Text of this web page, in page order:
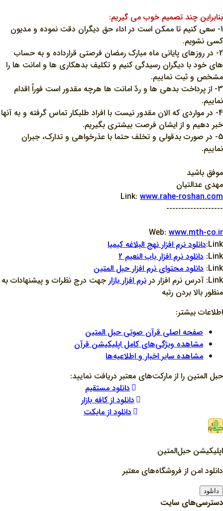
بنابراين چند تصميم خوب مي گيريم:
1- سعي کنيم تا ممکن است در اداء حق ديگران دقت نموده و مديون
کسي نشويم.
2- در روزهاي پاياني ماه مبارک رمضان فرصتي قرارداده و به حساب
هاي خود با ديگران رسيدگي کنيم و تکليف بدهکاري ها و امانت ها را
مشخص و ثبت نماييم.
3- از پرداخت بدهي ها و ردّ امانت ها هرچه مقدور است فوراً اقدام
نماييم.
4- در مواردي که الان مقدور نيست با افراد طلبکار تماس گرفته و به آنها
خبر دهيم و از ايشان فرصت بيشتري بگيريم.
5- در صورت بدقولي و تخلف حتما با عذرخواهي و تدارک، جبران
نماييم.
موفق باشيد
مهدي عدالتيان
Link: www.rahe-roshan.com
-------------------
Web: www.mth-co.ir
Link: دانلود نرم افزار نهج البلاغه کيميا
Link: دانلود نرم افزار باب النعيم 2
Link: دانلود محتواي نرم افزار حبل المتين
Link: آدرس نرم افزار در
نرم افزار بازار جهت درج نظرات و پيشنهادات به
منظور بالا بردن رتبه
اطلاعات بیشتر:
صفحه اصلی قرآن صوتی حبل المتین
مشاهده ویژگی‌های کامل اپلیکیشن قرآن
مشاهده سایر اخبار و اطلاعیه‌ها
حبل المتین را از مارکت‌های معتبر دریافت نمایید:
دانلود مستقیم
دانلود از کافه بازار
دانلود از مایکت
اپلیکیشن حبل‌المتین
دانلود امن از فروشگاه‌های معتبر
دانلود
دسترسی‌های سایت